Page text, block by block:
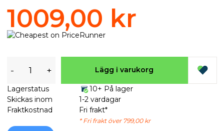
1009,00 kr
- + Lägg i varukorg
Lagerstatus
10+ På lager
Skickas inom
1-2 vardagar
Fraktkostnad
Fri frakt*
* Fri frakt över 799,00 kr